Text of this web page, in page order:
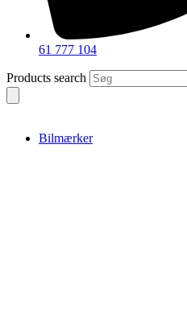
61 777 104
Products search
Bilmærker